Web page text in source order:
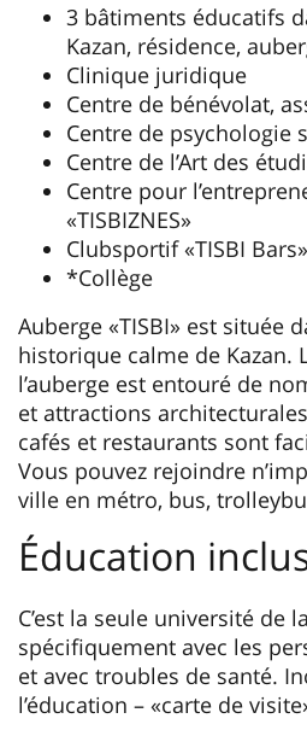
3 bâtiments éducatifs
Kazan, résidence,
Clinique juridique
Centre de bénévolat,
Centre de psychologie
Centre de l’Art des
Centre pour
«TISBIZNES»
Clubsportif «TISBI Bars»
*Collège
Auberge «TISBI» est située
historique calme de Kazan.
l’auberge est entouré de
et attractions
cafés et restaurants sont
Vous pouvez rejoindre
ville en métro, bus,
Éducation
C’est la seule université de
spécifiquement avec les
et avec troubles de santé.
l’éducation – «carte de